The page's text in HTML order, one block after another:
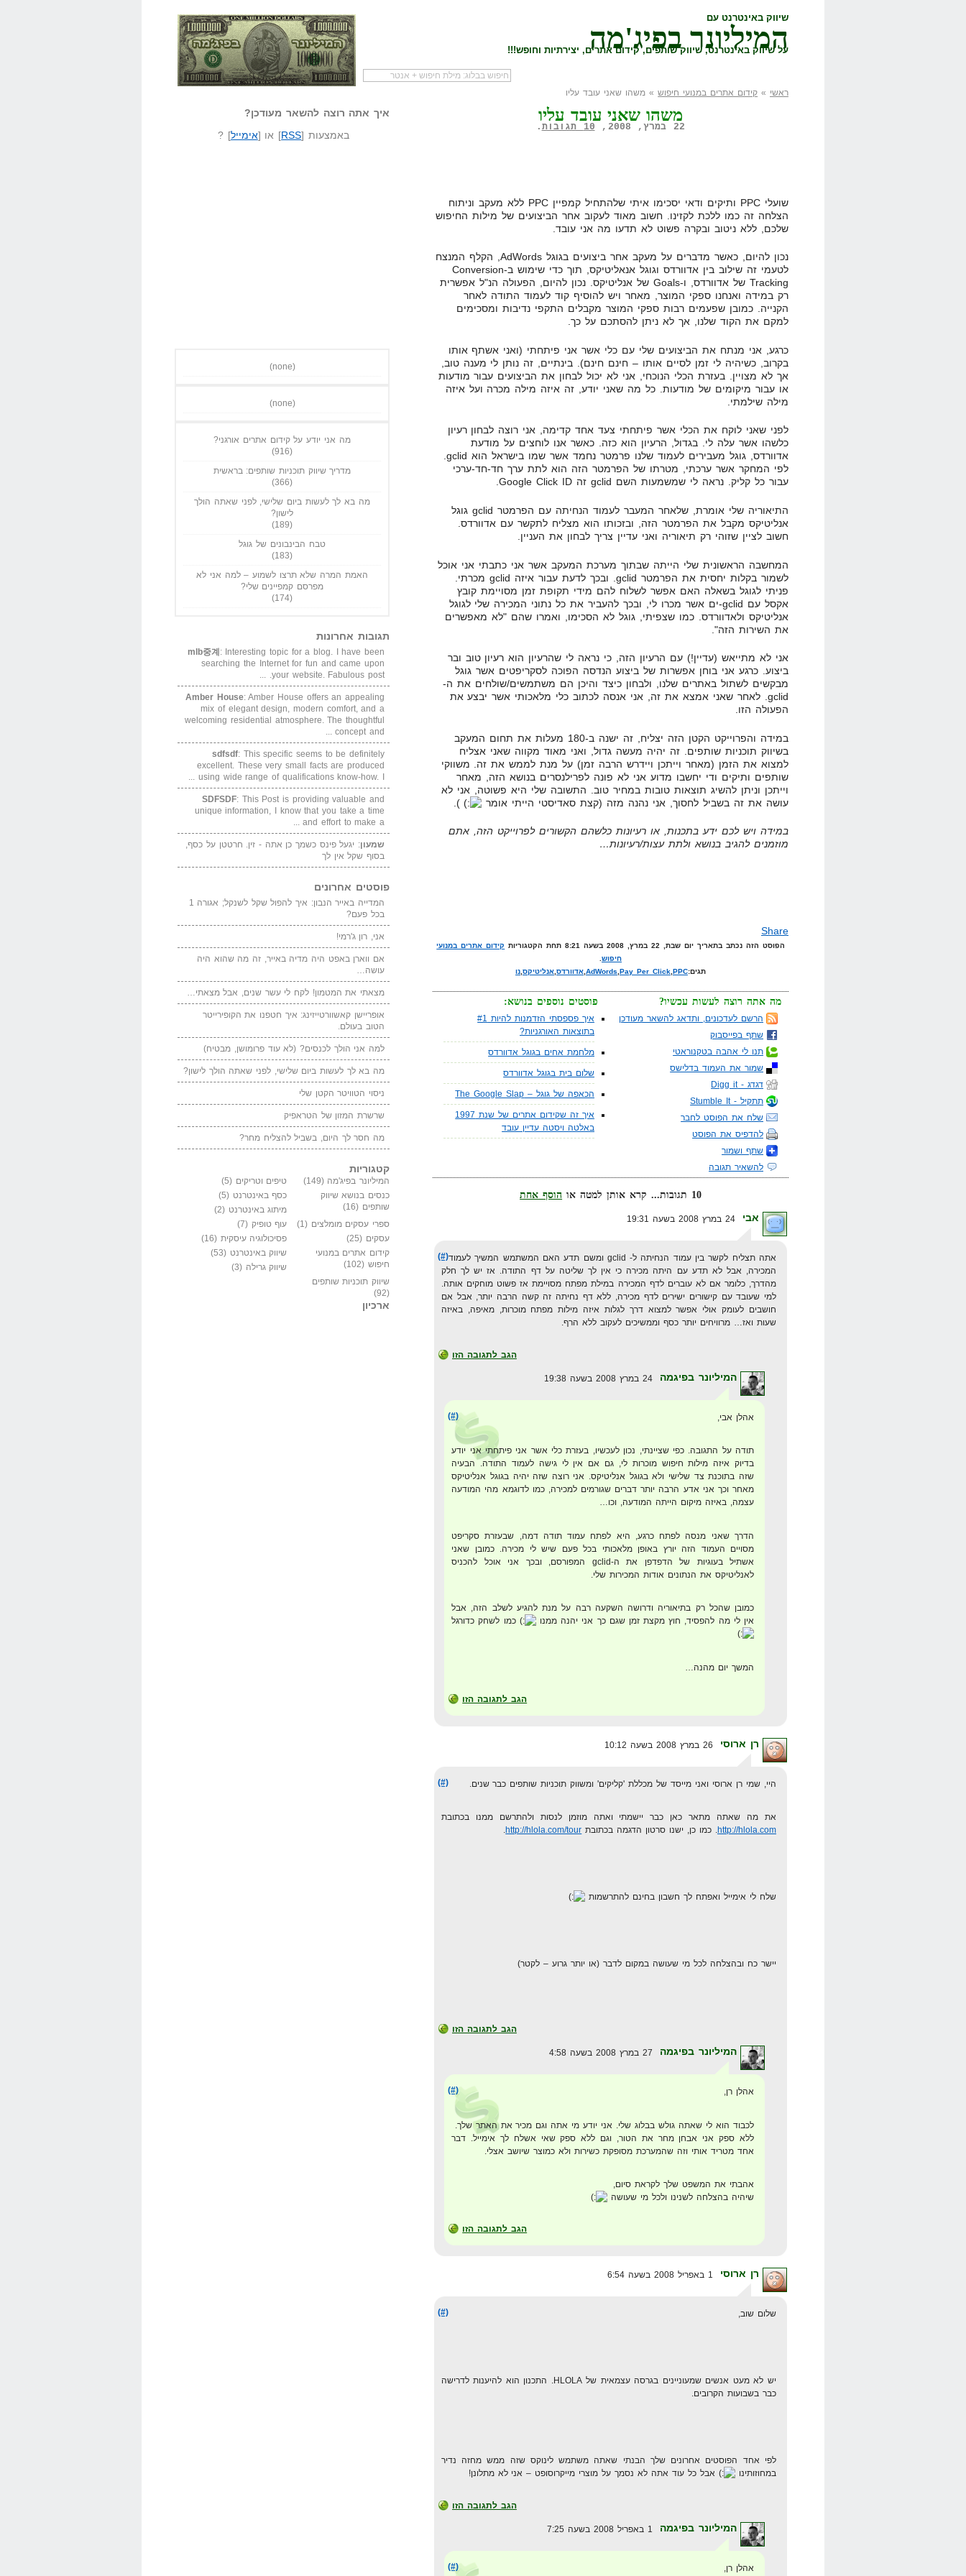
שיווק באינטרנט עם
המיליונר בפיג'מה
על שיווק באינטרנט, שיווק שותפים, קידום אתרים, יצירתיות וחופש!!!
שאל שאלה המיליונר בפיג'מה שיווק שותפים
ראשי » קידום אתרים במנועי חיפוש» משהו שאני עובד עליו
משהו שאני עובד עליו
22 במרץ, 2008, 10 תגובות .
שועלי PPC ותיקים ודאי יסכימו איתי שלהתחיל קמפיין PPC ללא מעקב וניתוח
הצלחה זה כמו ללכת לקזינו. חשוב מאוד לעקוב אחר הביצועים של מילות החיפוש
שלכם, ללא ניטוב ובקרה פשוט לא תדעו מה אני עובד.
נכון להיום, כאשר מדברים על מעקב אחר ביצועים בגוגל AdWords, הקלף המנצח
לטעמי זה שילוב בין אדוורדס וגוגל אנאליטיקס, תוך כדי שימוש ב-Conversion
Tracking של אדוורדס, ו-Goals של אנליטיקס. נכון להיום, הפעולה הנ"ל אפשרית
רק במידה ואנחנו ספקי המוצר, מאחר ויש להוסיף קוד לעמוד התודה לאחר
הקנייה. כמובן שפעמים רבות ספקי המוצר מקבלים התקפי נדיבות ומסכימים
למקם את הקוד שלנו, אך לא ניתן להסתכם על כך.
כרגע, אני מנתח את הביצועים שלי עם כלי אשר אני פיתחתי (ואני אשתף אותו
בקרוב, כשיהיה לי זמן לסיים אותו – חינם חינם). בינתיים, זה נותן לי מענה טוב,
אך לא מצויין. בעזרת הכלי הנוכחי, אני לא יכול לבחון את הביצועים עבור מודעות
או עבור מיקומים של מודעות. כל מה שאני יודע, זה איזה מילה מכרה ועל איזה
מילה שילמתי.
לפני שאני לוקח את הכלי אשר פיתחתי צעד אחד קדימה, אני רוצה לבחון רעיון
כלשהו אשר עלה לי. בגדול, הרעיון הוא כזה. כאשר אנו לוחצים על מודעת
אדוורדס, גוגל מעבירים לעמוד שלנו פרמטר נחמד אשר שמו בישראל הוא gclid.
לפי המחקר אשר ערכתי, מטרתו של הפרמטר הזה הוא לתת ערך חד-חד-ערכי
עבור כל קליק. נראה לי שמשמעות השם gclid זה Google Click ID.
התיאוריה שלי אומרת, שלאחר המעבר לעמוד הנחיתה עם הפרמטר gclid גוגל
אנליטיקס מקבל את הפרמטר הזה, ובזכותו הוא מצליח לתקשר עם אדוורדס.
חשוב לציין שזוהי רק תיאוריה ואני עדיין צריך לבחון את העניין.
המחשבה הראשונית שלי הייתה שבתוך מערכת המעקב אשר אני כתבתי אני אוכל
לשמור בקלות יחסית את הפרמטר gclid. ובכך לדעת עבור איזה gclid מכרתי.
פניתי לגוגל בשאלה האם אפשר לשלוח להם מידי תקופת זמן מסויימת קובץ
אקסל עם gclid-ים אשר מכרו לי, ובכך להעביר את כל נתוני המכירה שלי לגוגל
אנליטיקס ולאדוורדס. כמו שצפיתי, גוגל לא הסכימו, ואמרו שהם "לא מאפשרים
את השירות הזה".
אני לא מתייאש (עדיין!) עם הרעיון הזה, כי נראה לי שהרעיון הוא רעיון טוב ובר
ביצוע. כרגע אני בוחן אפשרות של ביצוע הנדסה הפוכה לסקריפטים אשר גוגל
מבקשים לשתול באתרים שלנו, ולבחון כיצד והיכן הם משתמשים/שולחים את ה-
gclid. לאחר שאני אמצא את זה, אני אנסה לכתוב כלי מלאכותי אשר יבצע את
הפעולה הזו.
במידה והפרוייקט הקטן הזה יצליח, זה ישנה ב-180 מעלות את תחום המעקב
בשיווק תוכניות שותפים. זה יהיה מעשה גדול, ואני מאוד מקווה שאני אצליח
למצוא את הזמן (מאחר וייתכן ויידרש הרבה זמן) על מנת לממש את זה. משווקי
שותפים ותיקים ודי יחשבו מדוע אני לא פונה לפרילנסרים בנושא הזה, מאחר
וייתכן וניתן להשיג תוצאות טובות במחיר טוב. התשובה שלי היא פשוטה, אני לא
עושה את זה בשביל לחסוך, אני נהנה מזה (קצת סאדיסטי הייתי אומר
).
במידה ויש לכם ידע בתכנות, או רעיונות כלשהם הקשורים לפרוייקט הזה, אתם
מוזמנים להגיב בנושא ולתת עצות/רעיונות…
Share
הפוסט הזה נכתב בתאריך יום שבת, 22 במרץ, 2008 בשעה 8:21 תחת הקטגוריות
קידום אתרים במנועי
חיפוש.
תגים:
AdWords,Pay Per Click,PPC
,אדוורדס,אנליטיקס,נו
פוסטים נוספים בנושא:
איך פספסתי הזדמנות להיות #1
בתוצאות האורגניות?
מלחמת אחים בגוגל אדוורדס
שלום בית בגוגל אדוורדס
הכאפה של גוגל – The Google Slap
איך זה שקידום אתרים של שנת 1997
באלטה ויסטה עדיין עובד
מה אתה רוצה לעשות עכשיו?
הרשם לעדכונים, ותדאג להשאר מעודכן
שתף בפייסבוק
תנו לי אהבה בטקנוראטי
שמור את העמוד בדלישס
דגדג - Digg it
תתקיל - Stumble It
שלח את הפוסט לחבר
להדפיס את הפוסט
שתף ושמור
להשאיר תגובה
10 תגובות... קרא אותן למטה או
הוסף אחת
אבי
(#)אתה תצליח לקשר בין עמוד הנחיתה ל- gclid ומשם תדע האם המשתמש המשיך לעמוד
המכירה, אבל לא תדע עם היתה מכירה כי אין לך שליטה על דף התודה. אז יש לך חלק
מהדרך, כלומר אם לא עוברים לדף המכירה במילת מפתח מסויימת אז פשוט מוחקים אותה.
למי שעובד עם קישורים ישירים לדף מכירה, ללא דף נחיתה זה קשה הרבה יותר, אבל אם
חושבים לעומק אולי אפשר למצוא דרך לגלות איזה מילות מפתח מוכרות, מאיפה, באיזה
שעות ואז… מרוויחים יותר כסף וממשיכים לעקוב ללא הרף.
הגב לתגובה הזו
המיליונר בפיגמה
(#) אהלן אבי,
תודה על התגובה. כפי שציינתי, נכון לעכשיו, בעזרת כלי אשר אני פיתחתי אני יודע
בדיוק איזה מילות חיפוש מוכרות לי, גם אם אין לי גישה לעמוד התודה. הבעיה
שזה בתוכנת צד שלישי ולא בגוגל אנליטיקס. אני רוצה שזה יהיה בגוגל אנליטיקס
מאחר וכך אני אדע הרבה יותר דברים שגורמים למכירה, כמו לדוגמא מהי המודעה
עצמה, באיזה מיקום הייתה המודעה, וכו…
הדרך שאני מנסה לפתח כרגע, היא לפתח עמוד תודה דמה, שבעזרת סקריפט
מסויים העמוד הזה יורץ באופן מלאכותי בכל פעם שיש לי מכירה. כמובן שאני
אשתיל בעוגיות של הדפדפן את ה-gclid המפורסם, ובכך אני אוכל להכניס
לאנליטיקס את הנתונים אודות המכירות שלי.
כמובן שהכל רק בתיאוריה ודרושה השקעה רבה על מנת להגיע לשלב הזה, אבל
אין לי מה להפסיד, חוץ מקצת זמן שגם כך אני יהנה ממנו
כמו לשחק כדורגל
המשך יום מהנה…
הגב לתגובה הזו
רן ארוסי
(#) היי, שמי רן ארוסי ואני מייסד של מכללת 'קליקים' ומשווק תוכניות שותפים כבר שנים.
את מה שאתה מתאר כאן כבר יישמתי ואתה מוזמן לנסות ולהתרשם ממנו בכתובת
http://hlola.com. כמו כן, ישנו סרטון הדגמה בכתובת http://hlola.com/tour
.
שלח לי אימייל ואפתח לך חשבון בחינם להתרשמות
יישר כח ובהצלחה לכל מי שעושה במקום לדבר (או יותר גרוע – לקטר)
הגב לתגובה הזו
המיליונר בפיגמה
(#) אהלן רן,
לכבוד הוא לי שאתה גולש בבלוג שלי. אני יודע מי אתה וגם מכיר את האתר שלך.
ללא ספק אני אבחן מחר את הטור, וגם ללא ספק שאי אשלח לך אימייל. דבר
אחד מטריד אותי וזה שהמערכת מסופקת כשירות ולא כמוצר שיושב אצלי.
אהבתי את המשפט שלך לקראת סיום,
שיהיה בהצלחה לשנינו ולכל מי שעושה
הגב לתגובה הזו
רן ארוסי
(#) שלום שוב,
יש לא מעט אנשים שמעוניינים בגרסה עצמאית של HLOLA. התכנון הוא להיענות לדרישה
כבר בשבועות הקרובים.
לפי אחד הפוסטים אחרונים שלך הבנתי שאתה משתמש לינוקס שזה ממש מחזה נדיר
במחוזותינו
אבל כל עוד אתה לא נסמך על מוצרי מייקרוסופט – אני לא מתלונן!
הגב לתגובה הזו
המיליונר בפיגמה
(#) אהלן רן,
איך אתה רוצה להשאר מעודכן?
באמצעות [RSS] או [אימייל] ?
(none)
(none)
מה אני יודע על קידום אתרים אורגני?
(916)
מדריך שיווק תוכניות שותפים: בראשית
(366)
מה בא לך לעשות ביום שלישי, לפני שאתה הולך
לישון?
(189)
טבח הבינבונים של גוגל
(183)
האמת המרה שלא תרצו לשמוע – למה אני לא
מפרסם קמפיינים שלי?
(174)
תגובות אחרונות
mlb중계 : Interesting topic for a blog. I have been
searching the Internet for fun and came upon
your website. Fabulous post. ...
Amber House: Amber House offers an appealing
mix of elegant design, modern comfort, and a
welcoming residential atmosphere. The thoughtful
concept and ...
sdfsdf: This specific seems to be definitely
excellent. These very small facts are produced
using wide range of qualifications know-how. I ...
SDFSDF: This Post is providing valuable and
unique information, I know that you take a time
and effort to make a ...
שמעון: יגעל פינס כשמך כן אתה - זין. חרטטן על כסף,
בסוף שקל אין לך
פוסטים אחרונים
המדייה באייר הנבון: איך להפול שקל לשנקל; אגורה 1
בכל פעם?
אני, רון ג'רמי!
אם ווארן באפט היה מדיה באייר, זה מה שהוא היה
עושה…
מצאתי את המטמון! לקח לי עשר שנים, אבל מצאתי…
אופריישן קאשוורטייזינג: איך חטפנו את הקופירייטר
הטוב בעולם.
למה אני הולך לכנסים? (לא עוד פרומושן, מבטיח)
מה בא לך לעשות ביום שלישי, לפני שאתה הולך לישון?
ניסוי הטוויטר הקטן שלי
שרשרת המזון של הטראפיק
מה חסר לך היום, בשביל להצליח מחר?
קטגוריות
המיליונר בפיג'מה (149) טיפים וטריקים (5)
כנסים בנושא שיווק
שותפים (16)
כסף באינטרנט (5)
מיתוג באינטרנט (2)
ספרי עסקים מומלצים (1) עוף טופיק (7)
עסקים (25) פסיכולוגיה עיסקית (16)
קידום אתרים במנועי
חיפוש (102)
שיווק באינטרנט (53)
שיווק גרילה (3)
שיווק תוכניות שותפים
(92)
ארכיון